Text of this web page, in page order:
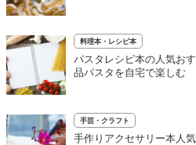
料理本・レシピ本
パスタレシピ本の人気お
品パスタを自宅で楽しむ
手芸・クラフト
手作りアクセサリー本人